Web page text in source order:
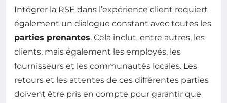
Intégrer la RSE dans l’expérience client requiert
également un dialogue constant avec toutes les
parties prenantes. Cela inclut, entre autres, les
clients, mais également les employés, les
fournisseurs et les communautés locales. Les
retours et les attentes de ces différentes parties
doivent être pris en compte pour garantir que